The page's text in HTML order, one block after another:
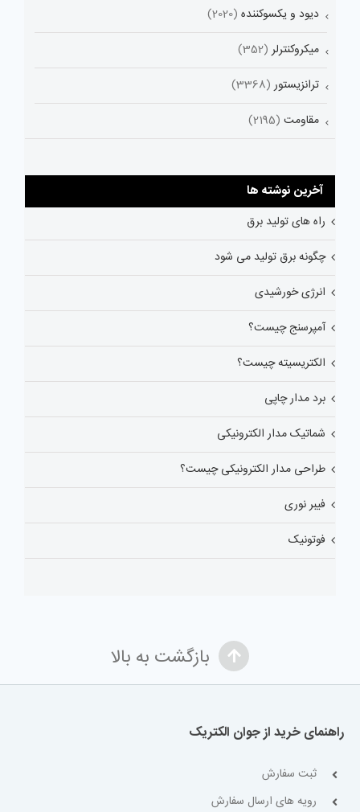
دیود و یکسوکننده (2020)
میکروکنترلر (352)
ترانزیستور (3368)
مقاومت (2195)
آخرین نوشته ها
راه های تولید برق
چگونه برق تولید می شود
انرژی خورشیدی
آمپرسنج چیست؟
الکتریسیته چیست؟
برد مدار چاپی
شماتیک مدار الکترونیکی
طراحی مدار الکترونیکی چیست؟
فیبر نوری
فوتونیک
بازگشت به بالا
راهنمای خرید از جوان الکتریک
ثبت سفارش
رویه های ارسال سفارش